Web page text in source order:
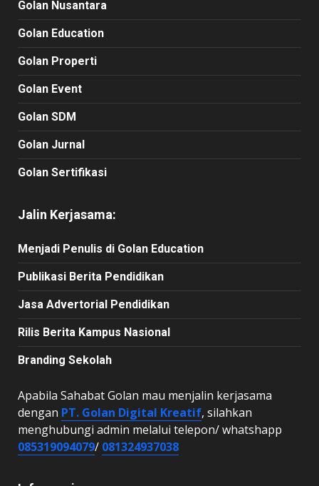
Golan Nusantara
Golan Education
Golan Properti
Golan Event
Golan SDM
Golan Jurnal
Golan Sertifikasi
Jalin Kerjasama:
Menjadi Penulis di Golan Education
Publikasi Berita Pendidikan
Jasa Advertorial Pendidikan
Rilis Berita Kampus Nasional
Branding Sekolah
Apabila Sahabat Golan mau menjalin kerjasama
dengan PT. Golan Digital Kreatif, silahkan
menghubungi admin melalui telepon/ whatshapp
085319094079/ 081324937038